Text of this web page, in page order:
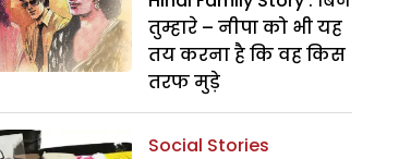
तुम्हारे – नीपा को भी यह
तय करना है कि वह किस
तरफ मुड़े
Social Stories